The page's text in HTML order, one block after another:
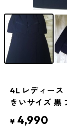
4L レディー
きいサイズ 黒
¥ 4,990